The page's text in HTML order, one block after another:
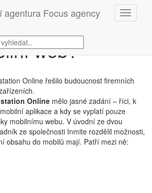
aplikace
web?
Online řešilo budoucnost firemních
Online mělo jasné zadání – říci, k
aplikace a kdy se vyplatí pouze
mobilnímu webu. V úvodní ze dvou
ze společnosti Inmite rozdělil možnosti,
obsahu do mobilů mají. Patří mezi ně: